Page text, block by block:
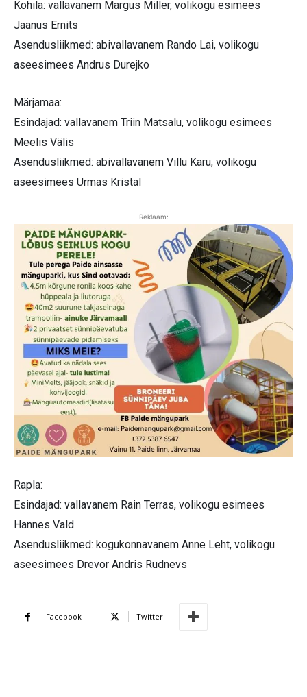
Kohila: vallavanem Margus Miller, volikogu esimees
Jaanus Ernits
Asendusliikmed: abivallavanem Rando Lai, volikogu
aseesimees Andrus Durejko
Märjamaa:
Esindajad: vallavanem Triin Matsalu, volikogu esimees
Meelis Välis
Asendusliikmed: abivallavanem Villu Karu, volikogu
aseesimees Urmas Kristal
Reklaam:
Rapla:
Esindajad: vallavanem Rain Terras, volikogu esimees
Hannes Vald
Asendusliikmed: kogukonnavanem Anne Leht, volikogu
aseesimees Drevor Andris Rudnevs
Facebook Twitter